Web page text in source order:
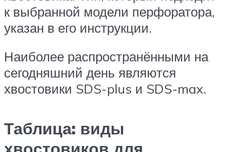
к выбранной модели перфоратора,
указан в его инструкции.
Наиболее распространёнными на
сегодняшний день являются
хвостовики SDS-plus и SDS-max.
Таблица: виды